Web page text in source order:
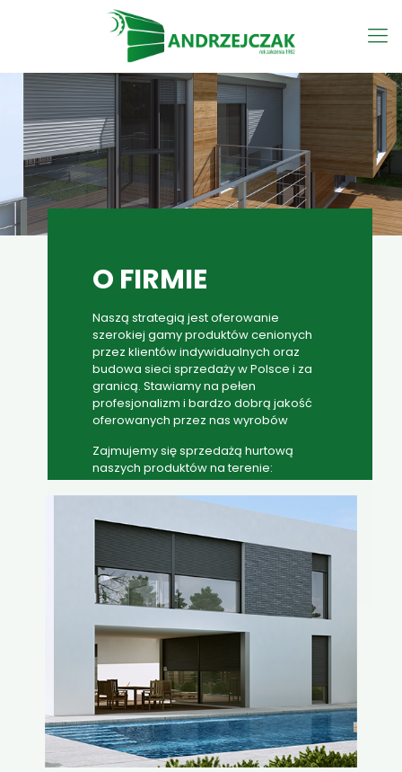
O FIRMIE
Naszą strategią jest oferowanie
szerokiej gamy produktów cenionych
przez klientów indywidualnych oraz
budowa sieci sprzedaży w Polsce i za
granicą. Stawiamy na pełen
profesjonalizm i bardzo dobrą jakość
oferowanych przez nas wyrobów
Zajmujemy się sprzedażą hurtową
naszych produktów na terenie:
- Polski
- Niemiec
- Austrii
- Belgi
- Holandii
- Włoch